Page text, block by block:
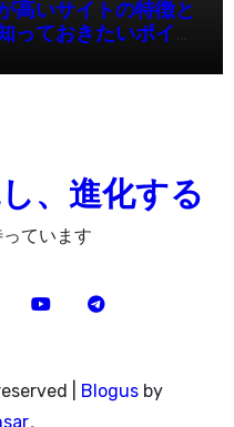
高いサイトの特徴と
っておきたいポイン
、進化する
ています
Blogus by
。